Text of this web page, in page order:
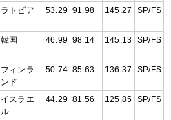
ラトビア 53.29 91.98 145.27 SP/FS
韓国 46.99 98.14 145.13 SP/FS
フィンラ
ンド
50.74 85.63 136.37 SP/FS
イスラエ
ル
44.29 81.56 125.85 SP/FS